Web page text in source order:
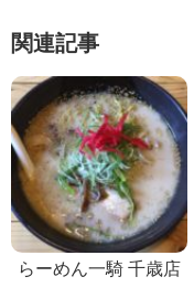
関連記事
らーめん一騎 千歳店